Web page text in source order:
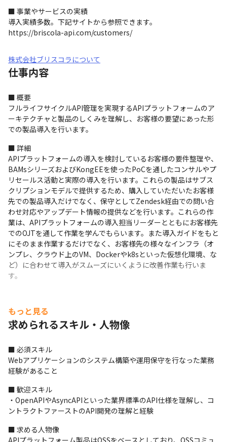
■ 事業やサービスの実績
導入実績多数。下記サイトから参照できます。
https://briscola-api.com/customers/
株式会社ブリスコラについて
仕事内容
■ 概要
フルライフサイクルAPI管理を実現するAPIプラットフォームのア
ーキテクチャと製品のしくみを理解し、お客様の要望にあった形
での製品導入を行います。
■ 詳細
APIプラットフォームの導入を検討しているお客様の要件整理や、
BAMsシリーズおよびKongEEを使ったPoCを通したコンサルやプ
リセールス活動と実際の導入を行います。これらの製品はサブス
クリプションモデルで提供するため、購入していただいたお客様
先での製品導入だけでなく、保守としてZendesk経由での問い合
わせ対応やアップデート情報の提供などを行います。これらの作
業は、APIプラットフォームの導入担当リーダーとともにお客様先
でのOJTを通して作業を学んでもらいます。また導入ガイドをもと
にそのまま作業するだけでなく、お客様先の様々なインフラ（オ
ンプレ、クラウド上のVM、Dockerやk8sといった仮想化環境、な
ど）に合わせて導入がスムーズにいくように改善作業も行いま
す。
もっと見る
求められるスキル・人物像
■ 必須スキル
Webアプリケーションのシステム構築や運用保守を行なった業務
経験があること
■ 歓迎スキル
・OpenAPIやAsyncAPIといった業界標準のAPI仕様を理解し、コ
ントラクトファーストのAPI開発の理解と経験
■ 求める人物像
APIプラットフォーム製品はOSSをベースとしており、OSSコミュ